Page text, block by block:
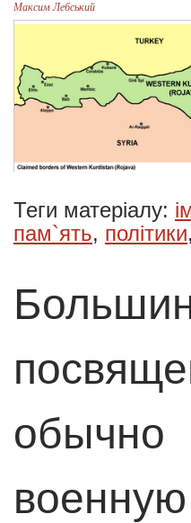
Максим Лебський
Теги матеріалу:
пам`ять, політики,
обычно